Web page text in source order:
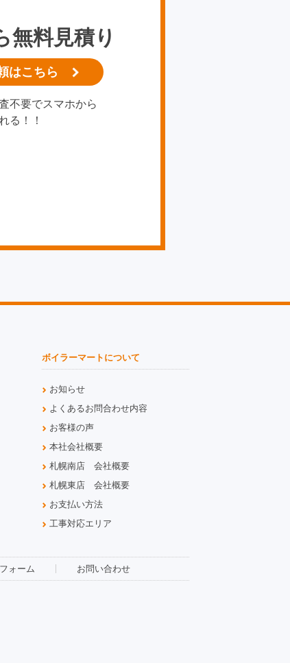
無料見積り
はこちら
不要でスマホから
る！！
ボイラーマートについて
お知らせ
よくあるお問合わせ内容
お客様の声
本社会社概要
札幌南店 会社概要
札幌東店 会社概要
お支払い方法
工事対応エリア
ォーム お問い合わせ